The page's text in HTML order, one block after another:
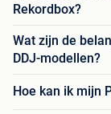
Rekordbox?
Wat zijn de
DDJ-modellen?
Hoe kan ik mijn